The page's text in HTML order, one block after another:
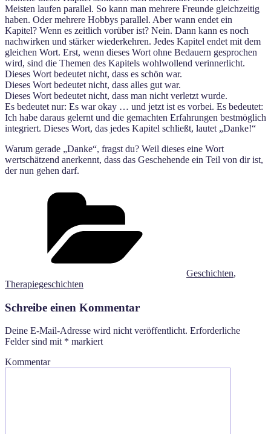
Meisten laufen parallel. So kann man mehrere Freunde gleichzeitig
haben. Oder mehrere Hobbys parallel. Aber wann endet ein
Kapitel? Wenn es zeitlich vorüber ist? Nein. Dann kann es noch
nachwirken und stärker wiederkehren. Jedes Kapitel endet mit dem
gleichen Wort. Erst, wenn dieses Wort ohne Bedauern gesprochen
wird, sind die Themen des Kapitels wohlwollend verinnerlicht.
Dieses Wort bedeutet nicht, dass es schön war.
Dieses Wort bedeutet nicht, dass alles gut war.
Dieses Wort bedeutet nicht, dass man nicht verletzt wurde.
Es bedeutet nur: Es war okay … und jetzt ist es vorbei. Es bedeutet:
Ich habe daraus gelernt und die gemachten Erfahrungen bestmöglich
integriert. Dieses Wort, das jedes Kapitel schließt, lautet „Danke!“
Warum gerade „Danke“, fragst du? Weil dieses eine Wort
wertschätzend anerkennt, dass das Geschehende ein Teil von dir ist,
der nun gehen darf.
Geschichten,
Therapiegeschichten
Schreibe einen Kommentar
Deine E-Mail-Adresse wird nicht veröffentlicht. Erforderliche
Felder sind mit * markiert
Kommentar